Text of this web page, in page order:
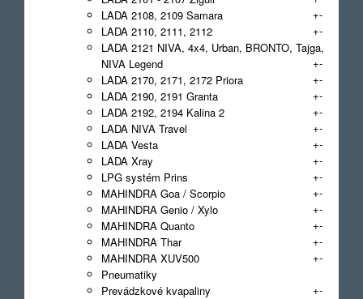
LADA 2108, 2109 Samara
+-
LADA 2110, 2111, 2112
+-
LADA 2121 NIVA, 4x4, Urban, BRONTO, Tajga,
NIVA Legend
+-
LADA 2170, 2171, 2172 Priora
+-
LADA 2190, 2191 Granta
+-
LADA 2192, 2194 Kalina 2
+-
LADA NIVA Travel
+-
LADA Vesta
+-
LADA Xray
+-
LPG systém Prins
+-
MAHINDRA Goa / Scorpio
+-
MAHINDRA Genio / Xylo
+-
MAHINDRA Quanto
+-
MAHINDRA Thar
+-
MAHINDRA XUV500
+-
Pneumatiky
Prevádzkové kvapaliny
+-